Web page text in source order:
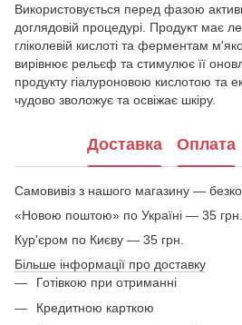
Використовується перед фазою
доглядовій процедурі. Продукт має
гліколевій кислоті та ферментам
вирівнює рельєф та стимулює її
продукту гіалуроновою кислотою та
чудово зволожує та освіжає шкіру.
Доставка Оплата
Самовивіз з нашого магазину —
«Новою поштою» по Україні — 35 грн.
Кур'єром по Києву — 35 грн.
Більше інформації про доставку
Готівкою при отриманні
Кредитною карткою